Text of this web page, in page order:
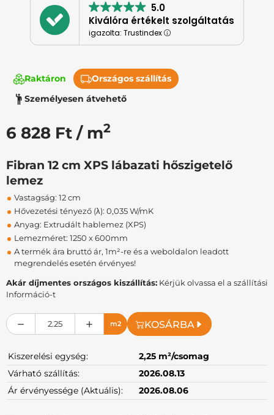
5.0
Kiválóra értékelt szolgáltatás
igazolta: Trustindex
Raktáron
Országos szállítás
Személyesen átvehető
6 828 Ft / m2
Fibran 12 cm XPS lábazati hőszigetelő
lemez
Vastagság: 12 cm
Hővezetési tényező (λ): 0,035 W/mK
Anyag: Extrudált hablemez (XPS)
Lemezméret: 1250 x 600mm
A termék ára bruttó ár, 1m²-re és a weboldalon leadott
megrendelés esetén érvényes!
Akár díjmentes országos kiszállítás:Kérjük olvassa el a szállítási
Információ-t
m2 KOSÁRBA
Kiszerelési egység:
2,25 m²/csomag
Várható szállítás:
2026.08.13
Ár érvényessége (Aktuális):
2026.08.06